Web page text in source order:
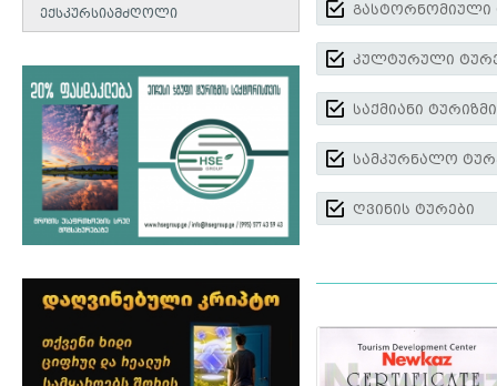
ექსკურსიამძღოლი
გასტორნომიული
კულტურული
საქმიანი ტურიზმი
სამკურნალო
ღვინის ტურები